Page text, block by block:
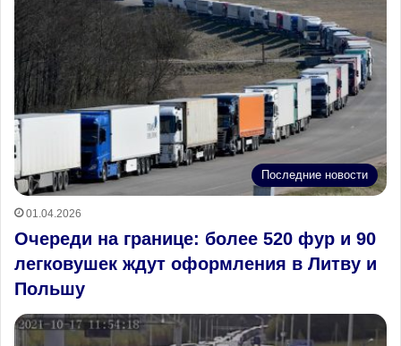
Последние новости
01.04.2026
Очереди на границе: более 520 фур и 90
легковушек ждут оформления в Литву и
Польшу